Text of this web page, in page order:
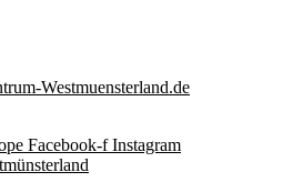
Westmuensterland.de
Facebook-f Instagram